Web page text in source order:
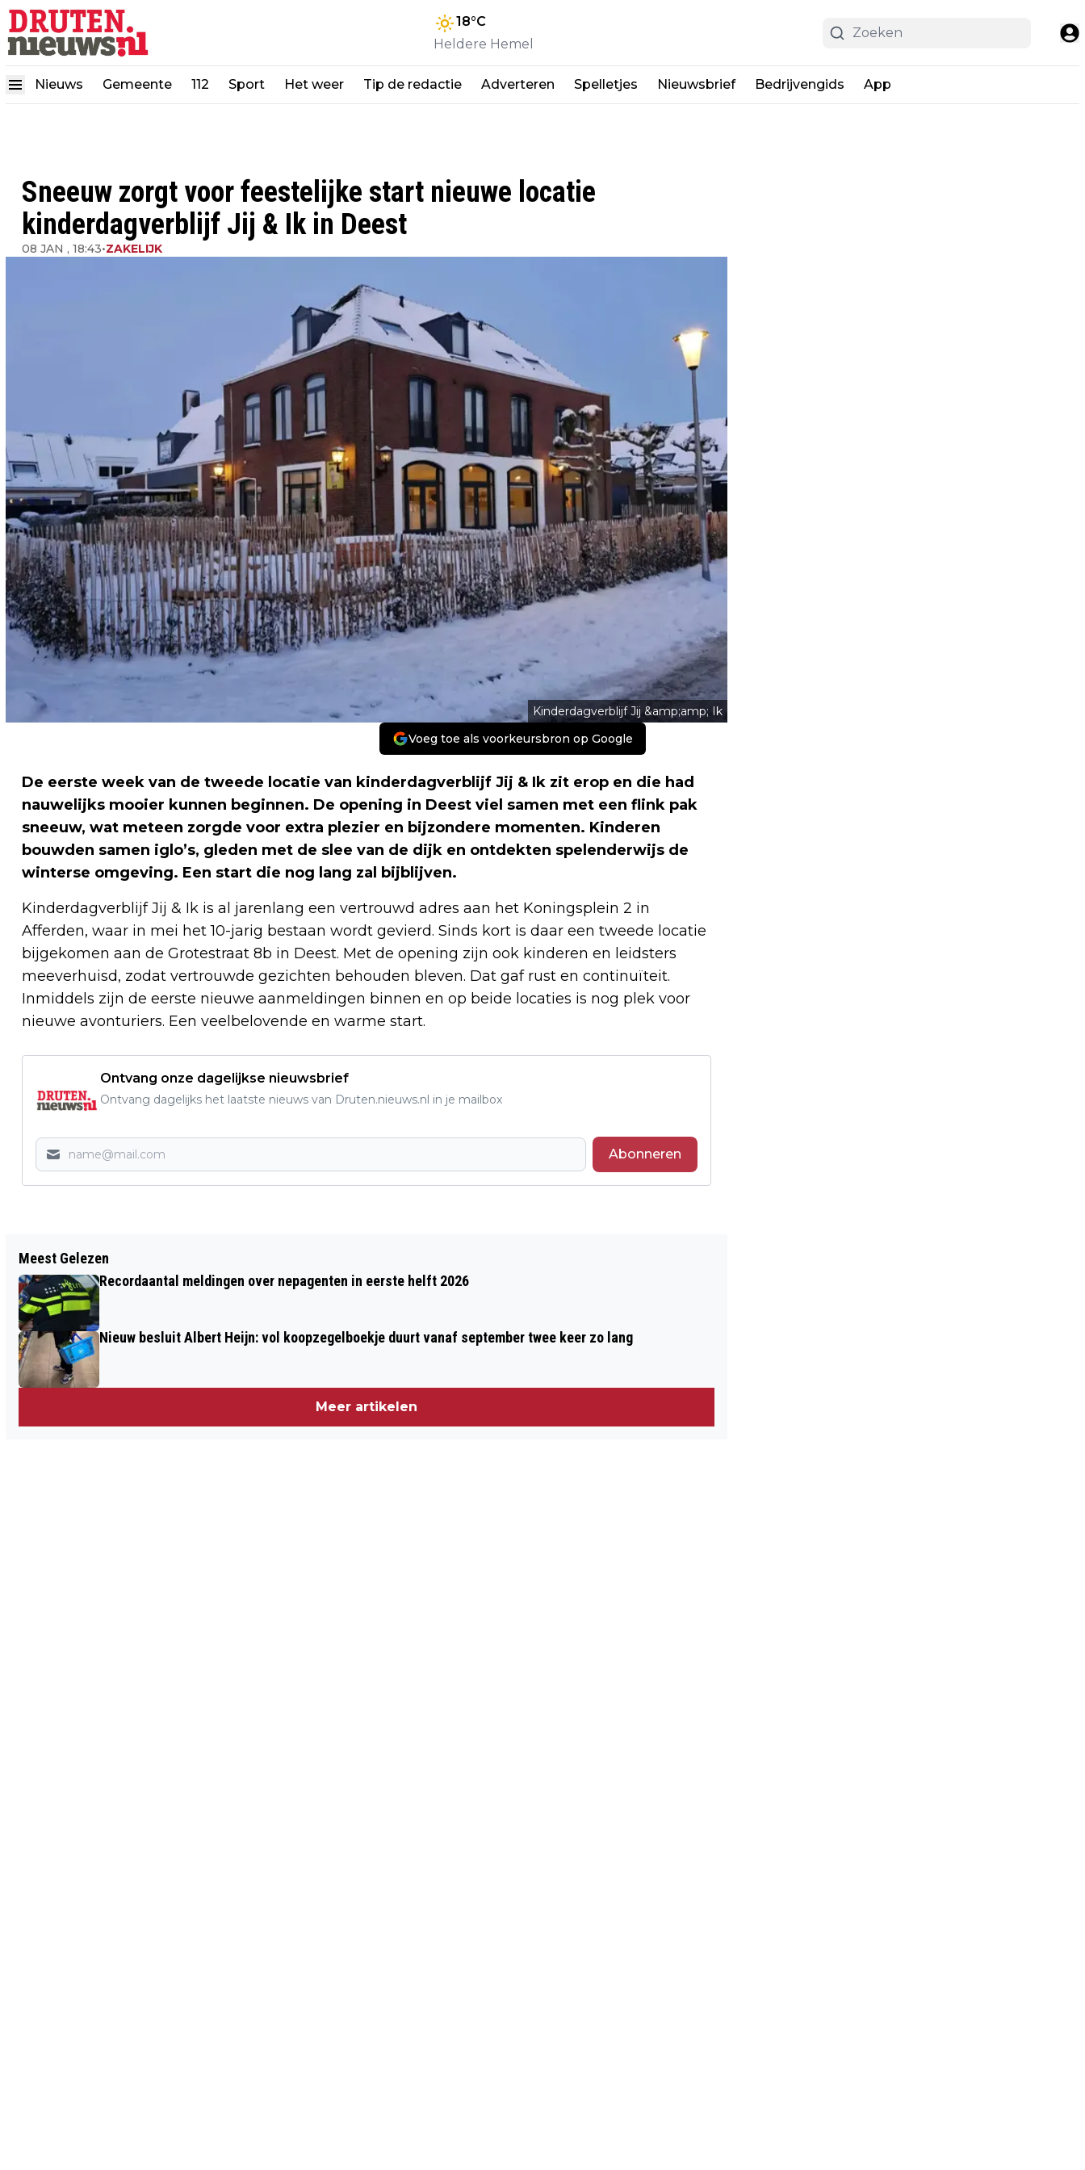
18°C
Heldere Hemel
Nieuws Gemeente 112 Sport Het weer Tip de redactie Adverteren Spelletjes Nieuwsbrief Bedrijvengids App
Sneeuw zorgt voor feestelijke start nieuwe locatie
kinderdagverblijf Jij & Ik in Deest
08 JAN , 18:43•ZAKELIJK
Kinderdagverblijf Jij &amp;amp; Ik
Voeg toe als voorkeursbron op Google
De eerste week van de tweede locatie van kinderdagverblijf Jij & Ik zit erop en die had
nauwelijks mooier kunnen beginnen. De opening in Deest viel samen met een flink pak
sneeuw, wat meteen zorgde voor extra plezier en bijzondere momenten. Kinderen
bouwden samen iglo’s, gleden met de slee van de dijk en ontdekten spelenderwijs de
winterse omgeving. Een start die nog lang zal bijblijven.
Kinderdagverblijf Jij & Ik is al jarenlang een vertrouwd adres aan het Koningsplein 2 in
Afferden, waar in mei het 10-jarig bestaan wordt gevierd. Sinds kort is daar een tweede locatie
bijgekomen aan de Grotestraat 8b in Deest. Met de opening zijn ook kinderen en leidsters
meeverhuisd, zodat vertrouwde gezichten behouden bleven. Dat gaf rust en continuïteit.
Inmiddels zijn de eerste nieuwe aanmeldingen binnen en op beide locaties is nog plek voor
nieuwe avonturiers. Een veelbelovende en warme start.
Ontvang onze dagelijkse nieuwsbrief
Ontvang dagelijks het laatste nieuws van Druten.nieuws.nl in je mailbox
Abonneren
NOODOPVANG ASIELZOEKERS AAN
SCHARENBURG IN DRUTEN VERLENGD
NOODSTROOM: GEMEENTE DRUTEN
Meest Gelezen
Recordaantal meldingen over nepagenten in eerste helft 2026
Nieuw besluit Albert Heijn: vol koopzegelboekje duurt vanaf september twee keer zo lang
Meer artikelen